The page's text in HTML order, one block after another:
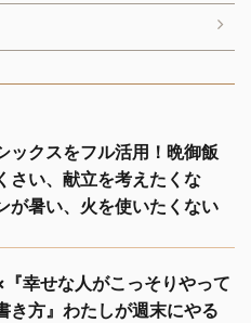
ックスをフル活用！晩御飯
さい、献立を考えたくな
が暑い、火を使いたくない
幸せな人がこっそりやって
き方』わたしが週末にやる